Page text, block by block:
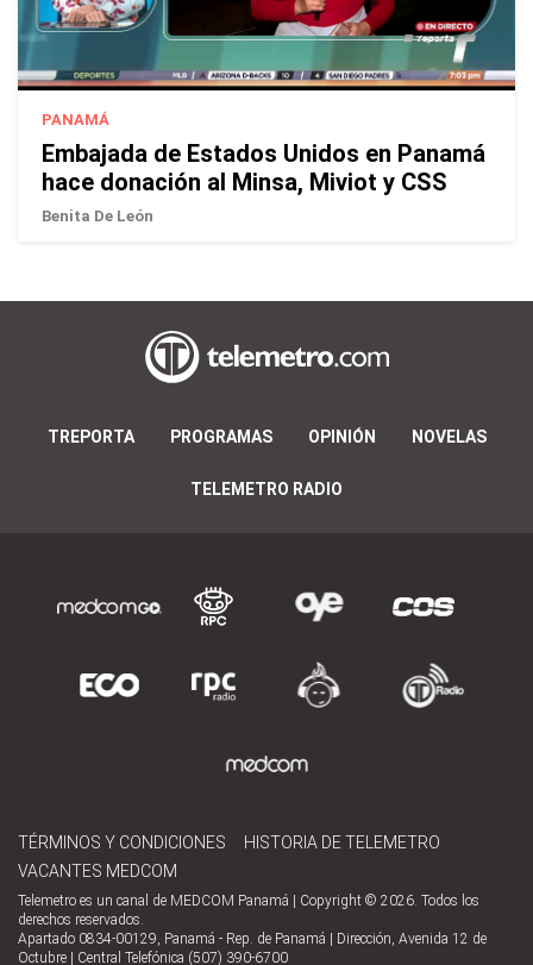
PANAMÁ
Embajada de Estados Unidos en Panamá
hace donación al Minsa, Miviot y CSS
Benita De León
TREPORTA PROGRAMAS OPINIÓN NOVELAS
TELEMETRO RADIO
TÉRMINOS Y CONDICIONES
HISTORIA DE TELEMETRO
VACANTES MEDCOM
Telemetro es un canal de MEDCOM Panamá | Copyright © 2026. Todos los
derechos reservados.
Apartado 0834-00129, Panamá - Rep. de Panamá | Dirección, Avenida 12 de
Octubre | Central Telefónica (507) 390-6700